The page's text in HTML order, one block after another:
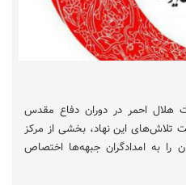
احمر در دوران دفاع مقدس
تلاش‌های این نهاد، بخشی از مرکز
به امدادگران جبهه‌ها اختصاص